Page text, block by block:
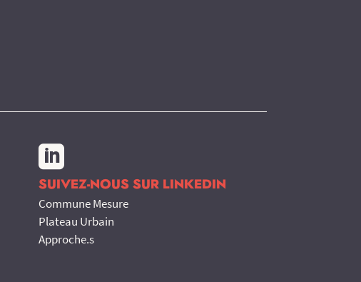

SUIVEZ-NOUS SUR LINKEDIN
Commune Mesure
Plateau Urbain
Approche.s